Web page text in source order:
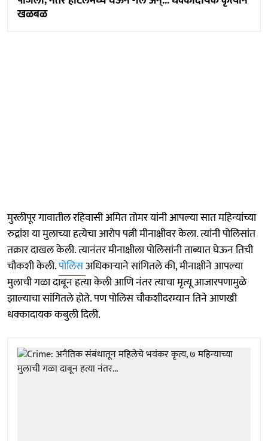
खळबळ
मुरलीपूर गावातील रहिवासी अमित तोमर यांनी आपल्या सात महिन्यांच्या
रुद्रांश या मुलाच्या हत्येचा आरोप पत्नी मीनाक्षीवर केला. त्यांनी पोलिसांत
तक्रार दाखल केली. त्यानंतर मीनाक्षीला पोलिसांनी ताब्यात घेऊन तिची
चौकशी केली.पोलिसअधिकाऱ्याने सांगितले की, मीनाक्षीने आपल्या
मुलाची गळा दाबून हत्या केली आणि नंतर त्याचा मृत्यू आजारपणामुळे
झाल्याचा सांगितले होते. पण पोलिस चौकशीदरम्यान तिने आणखी
धक्कादायक कबुली दिली.